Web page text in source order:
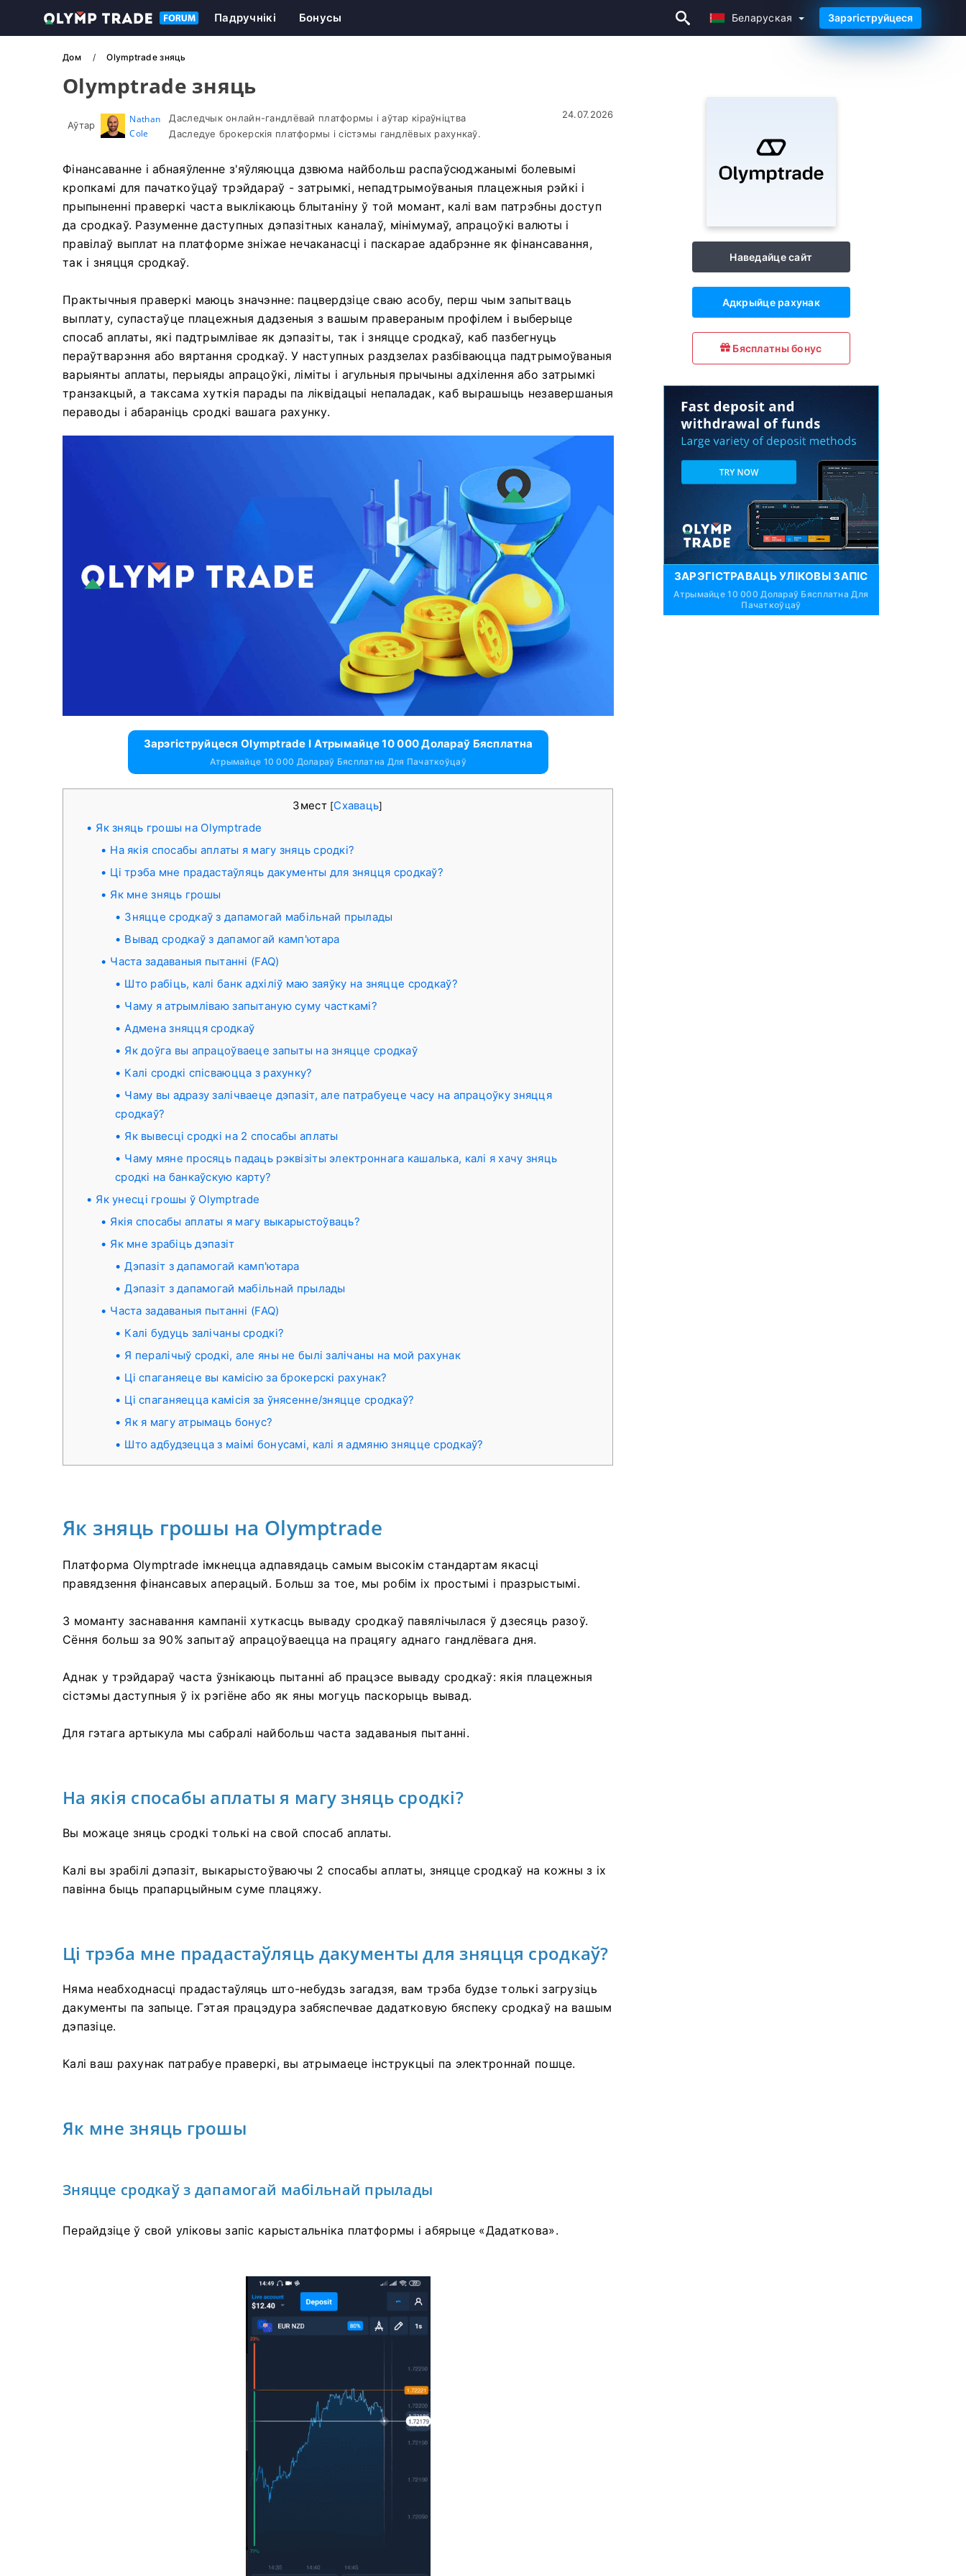
Беларуская
Падручнікі Бонусы Беларуская Зарэгіструйцеся
Дом Olymptrade зняць
Olymptrade зняць
Аўтар
Nathan
Cole
Даследчык онлайн-гандлёвай платформы і аўтар кіраўніцтва
Даследуе брокерскія платформы і сістэмы гандлёвых рахункаў.
24.07.2026
Фінансаванне і абнаяўленне з'яўляюцца дзвюма найбольш распаўсюджанымі болевымі
кропкамі для пачаткоўцаў трэйдараў - затрымкі, непадтрымоўваныя плацежныя рэйкі і
прыпыненні праверкі часта выклікаюць блытаніну ў той момант, калі вам патрэбны доступ
да сродкаў. Разуменне даступных дэпазітных каналаў, мінімумаў, апрацоўкі валюты і
правілаў выплат на платформе зніжае нечаканасці і паскарае адабрэнне як фінансавання,
так і зняцця сродкаў.
Практычныя праверкі маюць значэнне: пацвердзіце сваю асобу, перш чым запытваць
выплату, супастаўце плацежныя дадзеныя з вашым правераным профілем і выберыце
спосаб аплаты, які падтрымлівае як дэпазіты, так і зняцце сродкаў, каб пазбегнуць
пераўтварэння або вяртання сродкаў. У наступных раздзелах разбіваюцца падтрымоўваныя
варыянты аплаты, перыяды апрацоўкі, ліміты і агульныя прычыны адхілення або затрымкі
транзакцый, а таксама хуткія парады па ліквідацыі непаладак, каб вырашыць незавершаныя
пераводы і абараніць сродкі вашага рахунку.
Зарэгіструйцеся Olymptrade І Атрымайце 10 000 Долараў Бясплатна
Атрымайце 10 000 Долараў Бясплатна Для Пачаткоўцаў
Змест [Схаваць]
Як зняць грошы на Olymptrade
На якія спосабы аплаты я магу зняць сродкі?
Ці трэба мне прадастаўляць дакументы для зняцця сродкаў?
Як мне зняць грошы
Зняцце сродкаў з дапамогай мабільнай прылады
Вывад сродкаў з дапамогай камп'ютара
Часта задаваныя пытанні (FAQ)
Што рабіць, калі банк адхіліў маю заяўку на зняцце сродкаў?
Чаму я атрымліваю запытаную суму часткамі?
Адмена зняцця сродкаў
Як доўга вы апрацоўваеце запыты на зняцце сродкаў
Калі сродкі спісваюцца з рахунку?
Чаму вы адразу залічваеце дэпазіт, але патрабуеце часу на апрацоўку зняцця
сродкаў?
Як вывесці сродкі на 2 спосабы аплаты
Чаму мяне просяць падаць рэквізіты электроннага кашалька, калі я хачу зняць
сродкі на банкаўскую карту?
Як унесці грошы ў Olymptrade
Якія спосабы аплаты я магу выкарыстоўваць?
Як мне зрабіць дэпазіт
Дэпазіт з дапамогай камп'ютара
Дэпазіт з дапамогай мабільнай прылады
Часта задаваныя пытанні (FAQ)
Калі будуць залічаны сродкі?
Я пералічыў сродкі, але яны не былі залічаны на мой рахунак
Ці спаганяеце вы камісію за брокерскі рахунак?
Ці спаганяецца камісія за ўнясенне/зняцце сродкаў?
Як я магу атрымаць бонус?
Што адбудзецца з маімі бонусамі, калі я адмяню зняцце сродкаў?
Як зняць грошы на Olymptrade
Платформа Olymptrade імкнецца адпавядаць самым высокім стандартам якасці
правядзення фінансавых аперацый. Больш за тое, мы робім іх простымі і празрыстымі.
З моманту заснавання кампаніі хуткасць вываду сродкаў павялічылася ў дзесяць разоў.
Сёння больш за 90% запытаў апрацоўваецца на працягу аднаго гандлёвага дня.
Аднак у трэйдараў часта ўзнікаюць пытанні аб працэсе вываду сродкаў: якія плацежныя
сістэмы даступныя ў іх рэгіёне або як яны могуць паскорыць вывад.
Для гэтага артыкула мы сабралі найбольш часта задаваныя пытанні.
На якія спосабы аплаты я магу зняць сродкі?
Вы можаце зняць сродкі толькі на свой спосаб аплаты.
Калі вы зрабілі дэпазіт, выкарыстоўваючы 2 спосабы аплаты, зняцце сродкаў на кожны з іх
павінна быць прапарцыйным суме плацяжу.
Ці трэба мне прадастаўляць дакументы для зняцця сродкаў?
Няма неабходнасці прадастаўляць што-небудзь загадзя, вам трэба будзе толькі загрузіць
дакументы па запыце. Гэтая працэдура забяспечвае дадатковую бяспеку сродкаў на вашым
дэпазіце.
Калі ваш рахунак патрабуе праверкі, вы атрымаеце інструкцыі па электроннай пошце.
Як мне зняць грошы
Зняцце сродкаў з дапамогай мабільнай прылады
Перайдзіце ў свой уліковы запіс карыстальніка платформы і абярыце «Дадаткова».
Наведайце сайт
Адкрыйце рахунак
Бясплатны бонус
ЗАРЭГІСТРАВАЦЬ УЛІКОВЫ ЗАПІС
Атрымайце 10 000 Долараў Бясплатна Для
Пачаткоўцаў